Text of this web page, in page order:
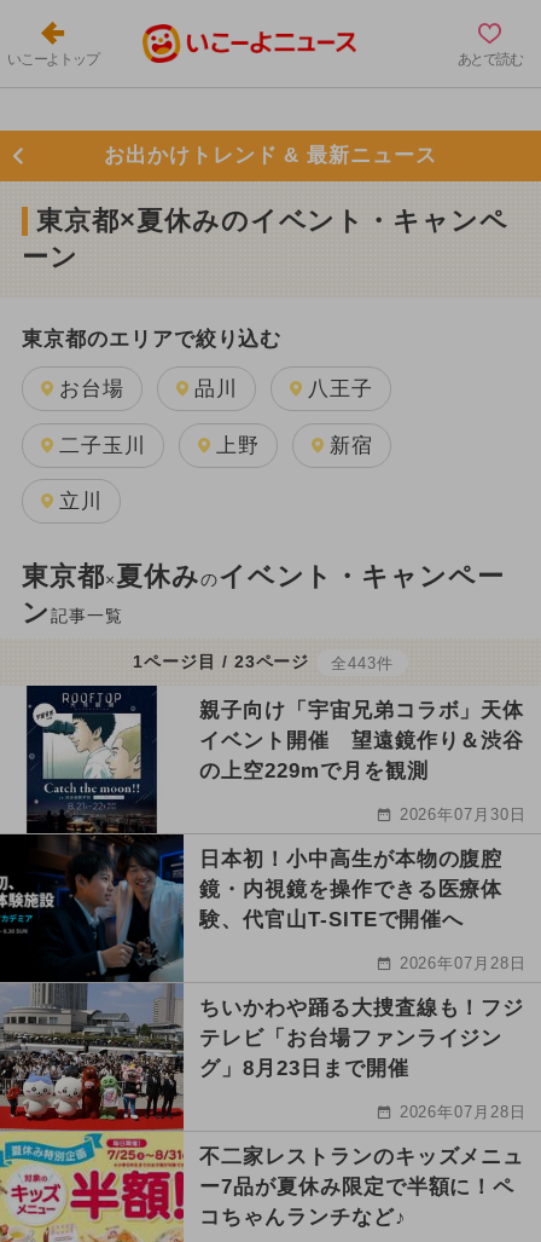
いこーよトップ あとで読む
お出かけトレンド & 最新ニュース
東京都×夏休みのイベント・キャンペ
ーン
東京都のエリアで絞り込む
お台場 品川 八王子
二子玉川 上野 新宿
立川
東京都×夏休みのイベント・キャンペー
ン記事一覧
1ページ目 / 23ページ 全443件
親子向け「宇宙兄弟コラボ」天体
イベント開催 望遠鏡作り＆渋谷
の上空229mで月を観測
2026年07月30日
日本初！小中高生が本物の腹腔
鏡・内視鏡を操作できる医療体
験、代官山T-SITEで開催へ
2026年07月28日
ちいかわや踊る大捜査線も！フジ
テレビ「お台場ファンライジン
グ」8月23日まで開催
2026年07月28日
不二家レストランのキッズメニュ
ー7品が夏休み限定で半額に！ペ
コちゃんランチなど♪